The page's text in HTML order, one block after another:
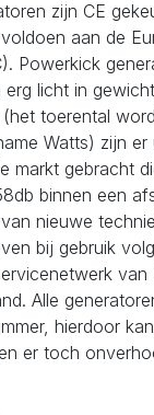
zijn CE
aan de
Powerkick
erg licht in
toerental
Watts) zijn er
markt gebracht
binnen een
nieuwe
bij gebruik
Alle
hierdoor
er toch